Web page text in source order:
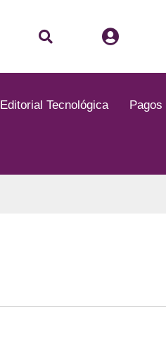
Buscar
Editorial Tecnológica Pagos